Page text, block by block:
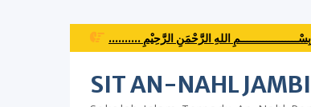
Skip
to
SIT AN-NAHL JAMBI